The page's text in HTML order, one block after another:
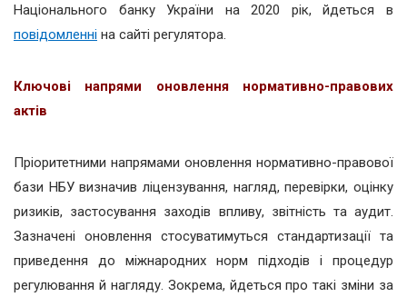
Національного банку України на 2020 рік, йдеться в
повідомленні на сайті регулятора.
Ключові напрями оновлення нормативно-правових
актів
Пріоритетними напрямами оновлення нормативно-правової
бази НБУ визначив ліцензування, нагляд, перевірки, оцінку
ризиків, застосування заходів впливу, звітність та аудит.
Зазначені оновлення стосуватимуться стандартизації та
приведення до міжнародних норм підходів і процедур
регулювання й нагляду. Зокрема, йдеться про такі зміни за